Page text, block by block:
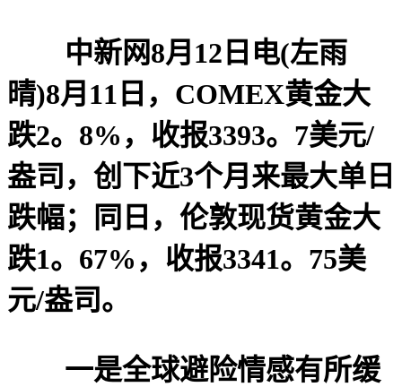
中新网8月12日电(左雨
晴)8月11日，COMEX黄金大
跌2。8%，收报3393。7美元/
盎司，创下近3个月来最大单日
跌幅；同日，伦敦现货黄金大
跌1。67%，收报3341。75美
元/盎司。
一是全球避险情感有所缓